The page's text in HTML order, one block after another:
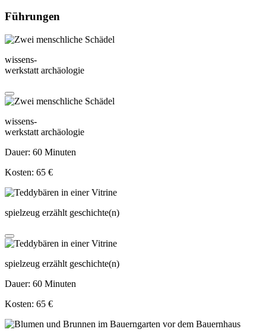
Führungen
wissens-
werkstatt archäologie
wissens-
werkstatt archäologie
Dauer: 60 Minuten
Kosten: 65 €
spielzeug erzählt geschichte(n)
spielzeug erzählt geschichte(n)
Dauer: 60 Minuten
Kosten: 65 €